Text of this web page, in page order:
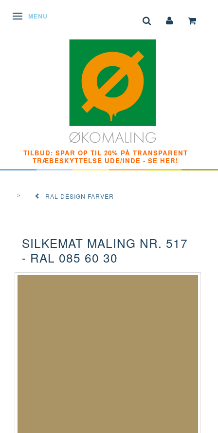
SKIFTE NAVIGATION
MENU
TILBUD: SPAR OP TIL 20% PÅ TRANSPARENT
TRÆBESKYTTELSE UDE/INDE - SE HER!
RAL DESIGN FARVER
SILKEMAT MALING NR. 517
- RAL 085 60 30